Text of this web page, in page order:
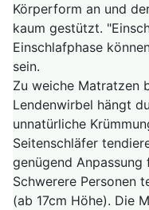
Körperform an und
kaum gestützt.
Einschlafphase
sein.
Zu weiche Matratzen
Lendenwirbel hängt
unnatürliche
Seitenschläfer
genügend
Schwerere Personen
(ab 17cm Höhe). Die